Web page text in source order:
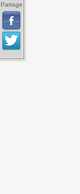
Partage